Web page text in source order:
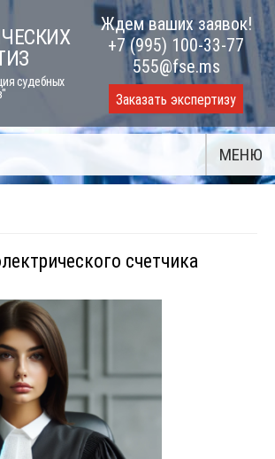
судебных
Ждем ваших заявок!
+7 (995) 100-33-77
555@fse.ms
Заказать экспертизу
МЕНЮ
счетчика